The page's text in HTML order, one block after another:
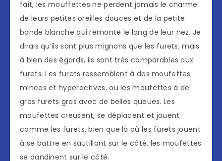
fait, les mouffettes ne perdent jamais le charme
de leurs petites oreilles douces et de la petite
bande blanche qui remonte le long de leur nez. Je
dirais qu’ils sont plus mignons que les furets, mais
à bien des égards, ils sont très comparables aux
furets. Les furets ressemblent à des moufettes
minces et hyperactives, ou les moufettes à de
gros furets gras avec de belles queues. Les
moufettes creusent, se déplacent et jouent
comme les furets, bien que là où les furets jouent
à se battre en sautillant sur le côté, les moufettes
se dandinent sur le côté.